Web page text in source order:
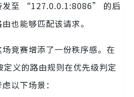
发至 “127.0.0.1:8086” 的后
也能够匹配该请求。
竞赛增添了一份秩序感。在
定义的路由规则在优先级判定
以下场景：